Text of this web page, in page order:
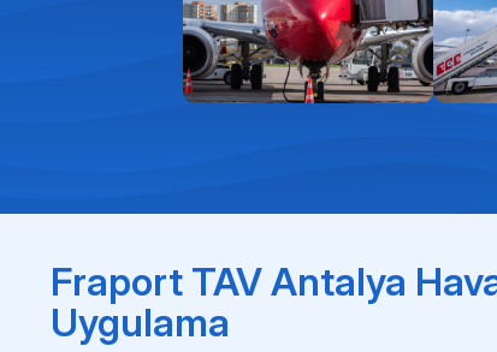
Fraport TAV Antalya
Uygulama